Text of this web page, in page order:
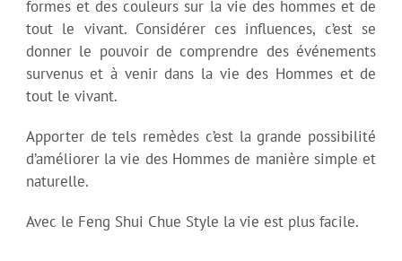
formes et des couleurs sur la vie des hommes et de
tout le vivant. Considérer ces influences, c’est se
donner le pouvoir de comprendre des événements
survenus et à venir dans la vie des Hommes et de
tout le vivant.
Apporter de tels remèdes c’est la grande possibilité
d’améliorer la vie des Hommes de manière simple et
naturelle.
Avec le Feng Shui Chue Style la vie est plus facile.